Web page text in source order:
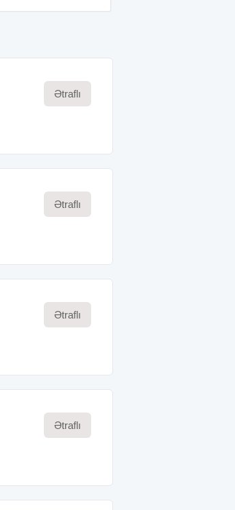
Ətraflı
Ətraflı
Ətraflı
Ətraflı